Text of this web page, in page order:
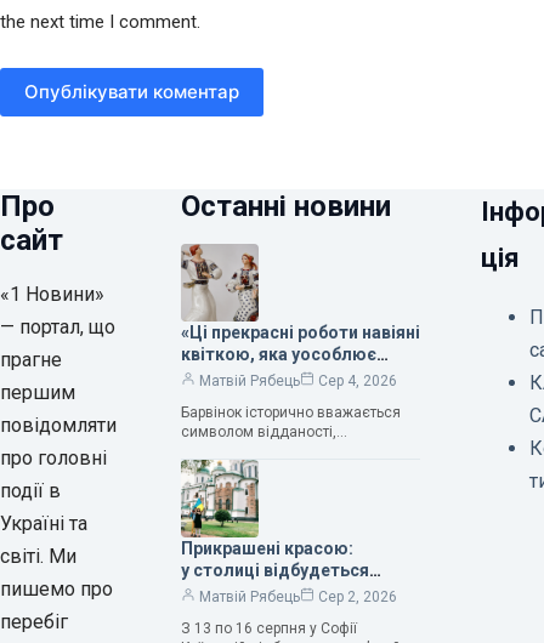
the next time I comment.
Опублікувати коментар
Про
сайт
«1 Новини»
— портал, що
прагне
першим
повідомляти
про головні
події в
Україні та
світі. Ми
пишемо про
перебіг
Останні новини
«Ці прекрасні роботи навіяні
квіткою, яка уособлює
нескінченне кохання», —
Людмила Карпінська-
Романюк
Матвій Рябець
Сер 4, 2026
Барвінок історично вважається
символом відданості,
та тривалого подружнього союзу.
Саме тому ця рослина надихала і
продовжує надихати митців на
Прикрашені красою:
у столиці відбудеться
дев’ятий фестиваль
Матвій Рябець
Сер 2, 2026
З 13 по 16 серпня у Софії
ція